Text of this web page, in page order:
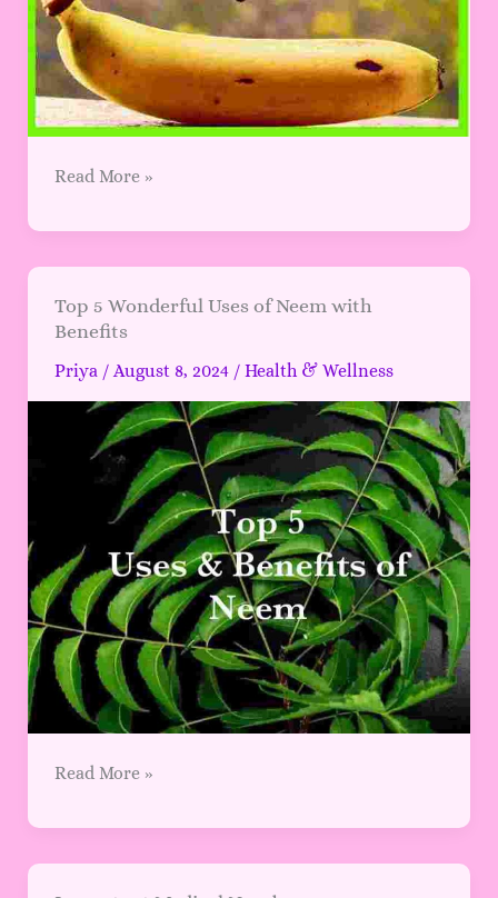
Read More »
Top 5 Wonderful Uses of Neem with
Benefits
Priya / August 8, 2024 / Health & Wellness
Top
5
Uses
Read More »